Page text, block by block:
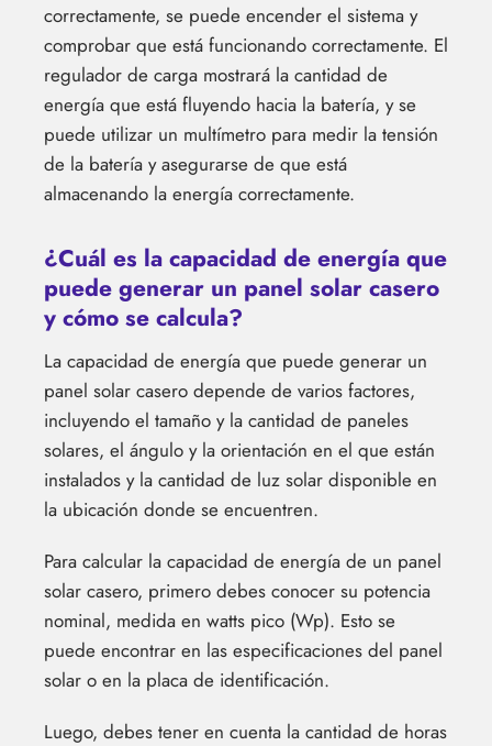
correctamente, se puede encender el sistema y
comprobar que está funcionando correctamente. El
regulador de carga mostrará la cantidad de
energía que está fluyendo hacia la batería, y se
puede utilizar un multímetro para medir la tensión
de la batería y asegurarse de que está
almacenando la energía correctamente.
¿Cuál es la capacidad de energía que
puede generar un panel solar casero
y cómo se calcula?
La capacidad de energía que puede generar un
panel solar casero depende de varios factores,
incluyendo el tamaño y la cantidad de paneles
solares, el ángulo y la orientación en el que están
instalados y la cantidad de luz solar disponible en
la ubicación donde se encuentren.
Para calcular la capacidad de energía de un panel
solar casero, primero debes conocer su potencia
nominal, medida en watts pico (Wp). Esto se
puede encontrar en las especificaciones del panel
solar o en la placa de identificación.
Luego, debes tener en cuenta la cantidad de horas